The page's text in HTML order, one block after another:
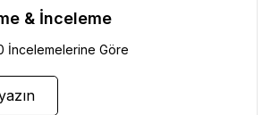
& İnceleme
İncelemelerine Göre